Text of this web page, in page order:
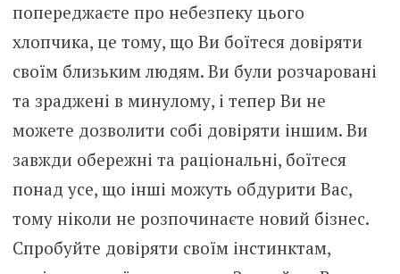
попереджаєте про небезпеку цього
хлопчика, це тому, що Ви боїтеся довіряти
своїм близьким людям. Ви були розчаровані
та зраджені в минулому, і тепер Ви не
можете дозволити собі довіряти іншим. Ви
завжди обережні та раціональні, боїтеся
понад усе, що інші можуть обдурити Вас,
тому ніколи не розпочинаєте новий бізнес.
Спробуйте довіряти своїм інстинктам,